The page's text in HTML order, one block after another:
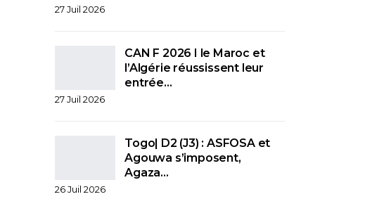
27 Juil 2026
CAN F 2026 I le Maroc et
l’Algérie réussissent leur
entrée…
27 Juil 2026
Togo| D2 (J3) : ASFOSA et
Agouwa s’imposent,
Agaza…
26 Juil 2026